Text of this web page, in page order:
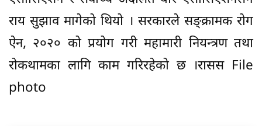
राय सुझाव मागेको थियो । सरकारले सङ्क्रामक रोग
ऐन, २०२० को प्रयोग गरी महामारी नियन्त्रण तथा
रोकथामका लागि काम गरिरहेको छ ।रासस File
photo